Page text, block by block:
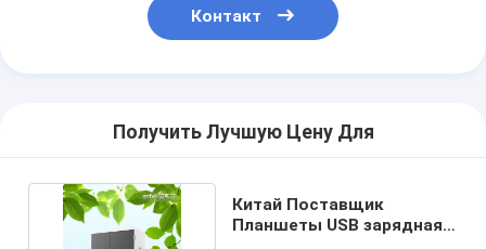
Контакт
Получить Лучшую Цену Для
Китай Поставщик
Планшеты USB зарядная